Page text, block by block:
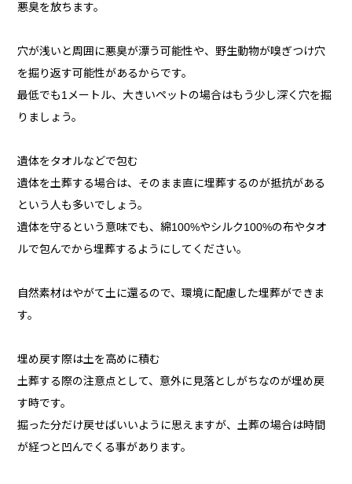
悪臭を放ちます。
穴が浅いと周囲に悪臭が漂う可能性や、野生動物が嗅ぎつけ穴
を掘り返す可能性があるからです。
最低でも1メートル、大きいペットの場合はもう少し深く穴を掘
りましょう。
遺体をタオルなどで包む
遺体を土葬する場合は、そのまま直に埋葬するのが抵抗がある
という人も多いでしょう。
遺体を守るという意味でも、綿100%やシルク100%の布やタオ
ルで包んでから埋葬するようにしてください。
自然素材はやがて土に還るので、環境に配慮した埋葬ができま
す。
埋め戻す際は土を高めに積む
土葬する際の注意点として、意外に見落としがちなのが埋め戻
す時です。
掘った分だけ戻せばいいように思えますが、土葬の場合は時間
が経つと凹んでくる事があります。